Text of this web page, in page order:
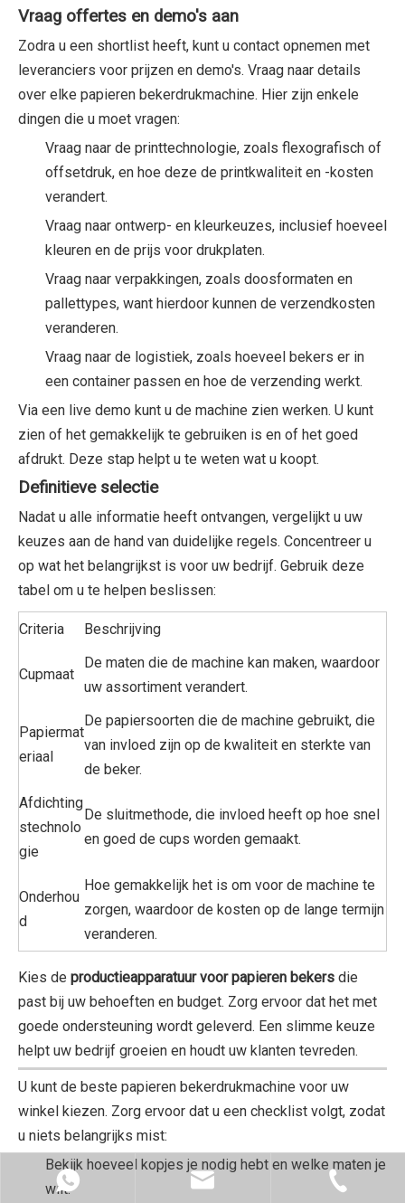
Vraag offertes en demo's aan
Zodra u een shortlist heeft, kunt u contact opnemen met
leveranciers voor prijzen en demo's. Vraag naar details
over elke papieren bekerdrukmachine. Hier zijn enkele
dingen die u moet vragen:
Vraag naar de printtechnologie, zoals flexografisch of
offsetdruk, en hoe deze de printkwaliteit en -kosten
verandert.
Vraag naar ontwerp- en kleurkeuzes, inclusief hoeveel
kleuren en de prijs voor drukplaten.
Vraag naar verpakkingen, zoals doosformaten en
pallettypes, want hierdoor kunnen de verzendkosten
veranderen.
Vraag naar de logistiek, zoals hoeveel bekers er in
een container passen en hoe de verzending werkt.
Via een live demo kunt u de machine zien werken. U kunt
zien of het gemakkelijk te gebruiken is en of het goed
afdrukt. Deze stap helpt u te weten wat u koopt.
Definitieve selectie
Nadat u alle informatie heeft ontvangen, vergelijkt u uw
keuzes aan de hand van duidelijke regels. Concentreer u
op wat het belangrijkst is voor uw bedrijf. Gebruik deze
tabel om u te helpen beslissen:
Criteria Beschrijving
Cupmaat
De maten die de machine kan maken, waardoor
uw assortiment verandert.
Papiermat
eriaal
De papiersoorten die de machine gebruikt, die
van invloed zijn op de kwaliteit en sterkte van
de beker.
Afdichting
stechnolo
gie
De sluitmethode, die invloed heeft op hoe snel
en goed de cups worden gemaakt.
Onderhou
d
Hoe gemakkelijk het is om voor de machine te
zorgen, waardoor de kosten op de lange termijn
veranderen.
Kies de productieapparatuur voor papieren bekers die
past bij uw behoeften en budget. Zorg ervoor dat het met
goede ondersteuning wordt geleverd. Een slimme keuze
helpt uw ​​bedrijf groeien en houdt uw klanten tevreden.
U kunt de beste papieren bekerdrukmachine voor uw
winkel kiezen. Zorg ervoor dat u een checklist volgt, zodat
u niets belangrijks mist:
Bekijk hoeveel kopjes je nodig hebt en welke maten je
wilt.